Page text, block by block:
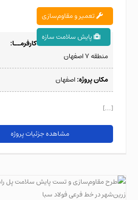
تعمیر و مقاوم‌سازی
پایش سلامت سازه
کارفرمــا:
منطقه 7 اصفهان
مکان پروژه:اصفهان
[...]
مشاهده جزئیات پروژه